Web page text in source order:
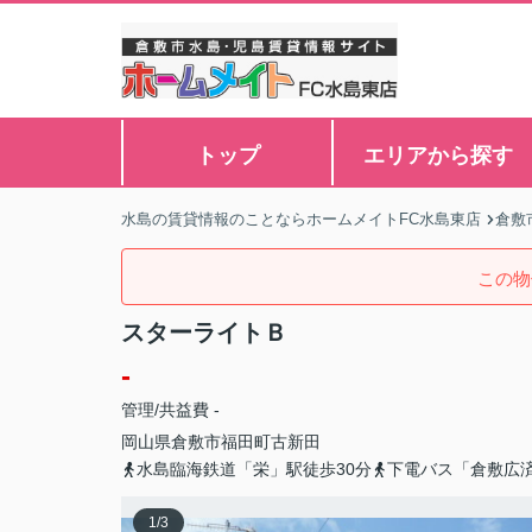
トップ エリアから探す
水島の賃貸情報のことならホームメイトFC水島東店 倉敷
この
スターライトＢ
-
管理/共益費 -
岡山県倉敷市福田町古新田
水島臨海鉄道「栄」駅徒歩30分
下電バス「倉敷広
1/3